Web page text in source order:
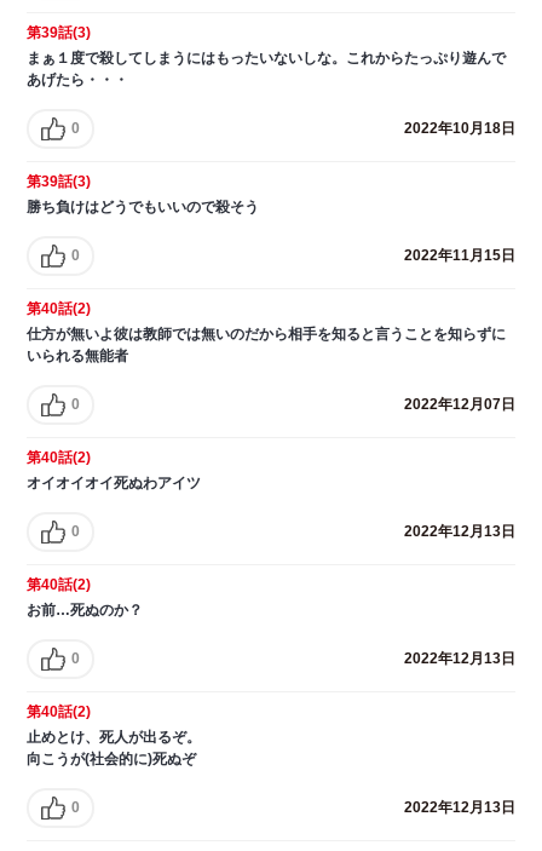
第39話(3)
まぁ１度で殺してしまうにはもったいないしな。これからたっぷり遊んで
あげたら・・・
0 2022年10月18日
第39話(3)
勝ち負けはどうでもいいので殺そう
0 2022年11月15日
第40話(2)
仕方が無いよ彼は教師では無いのだから相手を知ると言うことを知らずに
いられる無能者
0 2022年12月07日
第40話(2)
オイオイオイ死ぬわアイツ
0 2022年12月13日
第40話(2)
お前…死ぬのか？
0 2022年12月13日
第40話(2)
止めとけ、死人が出るぞ。
向こうが(社会的に)死ぬぞ
0 2022年12月13日